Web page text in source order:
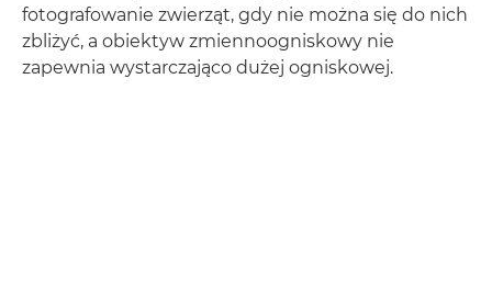
fotografowanie zwierząt, gdy nie można się do nich
zbliżyć, a obiektyw zmiennoogniskowy nie
zapewnia wystarczająco dużej ogniskowej.